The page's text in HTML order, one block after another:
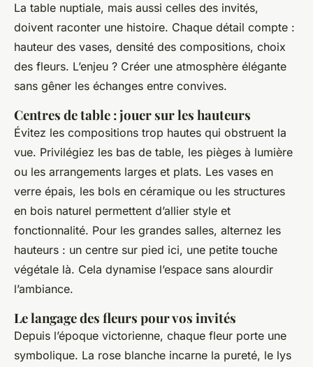
La table nuptiale, mais aussi celles des invités,
doivent raconter une histoire. Chaque détail compte :
hauteur des vases, densité des compositions, choix
des fleurs. L’enjeu ? Créer une atmosphère élégante
sans gêner les échanges entre convives.
Centres de table : jouer sur les hauteurs
Évitez les compositions trop hautes qui obstruent la
vue. Privilégiez les bas de table, les pièges à lumière
ou les arrangements larges et plats. Les vases en
verre épais, les bols en céramique ou les structures
en bois naturel permettent d’allier style et
fonctionnalité. Pour les grandes salles, alternez les
hauteurs : un centre sur pied ici, une petite touche
végétale là. Cela dynamise l’espace sans alourdir
l’ambiance.
Le langage des fleurs pour vos invités
Depuis l’époque victorienne, chaque fleur porte une
symbolique. La rose blanche incarne la pureté, le lys